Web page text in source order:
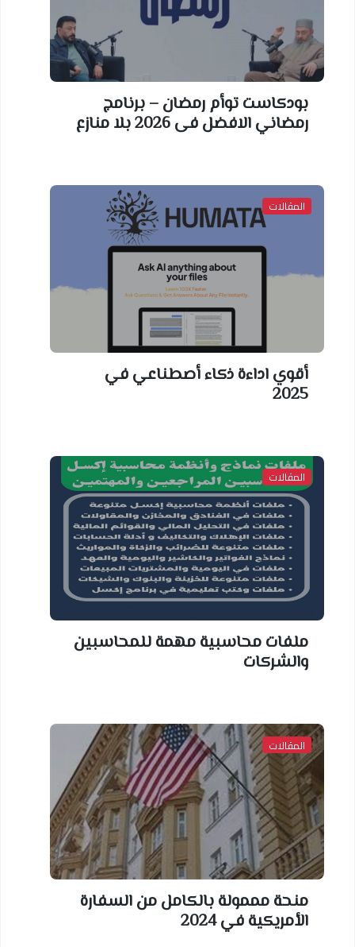
بودكاست توأم رمضان – برنامج
رمضاني الافضل فى 2026 بلا منازع
المقالات
أقوي اداءة ذكاء أصطناعي في
2025
المقالات
ملفات محاسبية مهمة للمحاسبين
والشركات
المقالات
منحة مممولة بالكامل من السفارة
الأمريكية في 2024